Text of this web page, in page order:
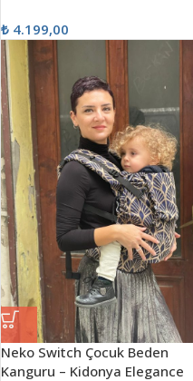
₺ 4.199,00
Neko Switch Çocuk Beden
Kanguru – Kidonya Elegance